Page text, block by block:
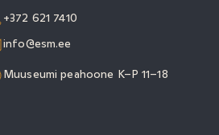
+372 621 7410
info@esm.ee
Muuseumi peahoone K–P 11–18